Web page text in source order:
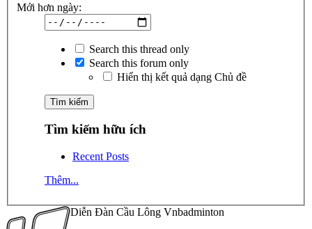
Mới hơn ngày:
Search this thread only
Search this forum only
Hiển thị kết quả dạng Chủ đề
Tìm kiếm hữu ích
Recent Posts
Thêm...
Diễn Đàn Cầu Lông Vnbadminton